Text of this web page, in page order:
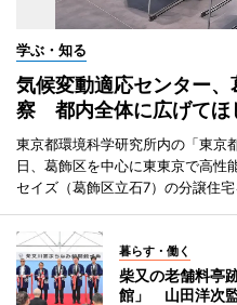
学ぶ・知る
気候変動適応センター
察 都内全体に広げてほ
東京都環境科学研究所内の「東京
日、葛飾区を中心に東東京で高性
セイズ（葛飾区立石7）の分譲住宅
暮らす・働く
柴又の老舗料亭
館」 山田洋次